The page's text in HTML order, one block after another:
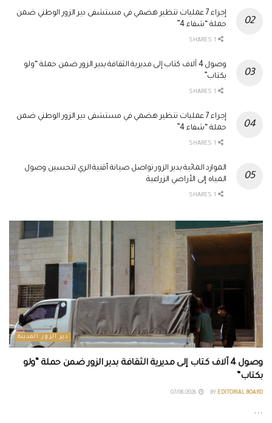
إجراء 7 عمليات تنظير هضمي في مستشفى دير الزور الوطني ضمن
حملة “شفاء 4”
وصول 4 آلاف كتاب إلى مديرية الثقافة بدير الزور ضمن حملة “ولو
بكتاب”
إجراء 7 عمليات تنظير هضمي في مستشفى دير الزور الوطني ضمن
حملة “شفاء 4”
الموارد المائية بدير الزور تواصل صيانة أقنية الري لتحسين وصول
المياه إلى الأراضي الزراعية
دير الزور المدينة
وصول 4 آلاف كتاب إلى مديرية الثقافة بدير الزور ضمن حملة “ولو
بكتاب”
BY EDITORIAL BOARD
...